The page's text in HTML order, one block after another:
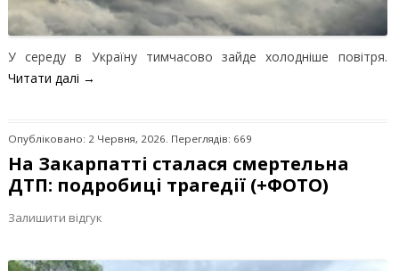
У середу в Україну тимчасово зайде холодніше повітря.
Читати далі →
Опубліковано: 2 Червня, 2026. Переглядів: 669
На Закарпатті сталася смертельна
ДТП: подробиці трагедії (+ФОТО)
Залишити відгук